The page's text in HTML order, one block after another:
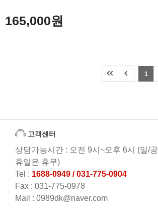
165,000원
1
고객센터
상담가능시간 : 오전 9시~오후 6시 (일/공
휴일은 휴무)
Tel : 1688-0949 / 031-775-0904
Fax : 031-775-0978
Mail : 0989dk@naver.com